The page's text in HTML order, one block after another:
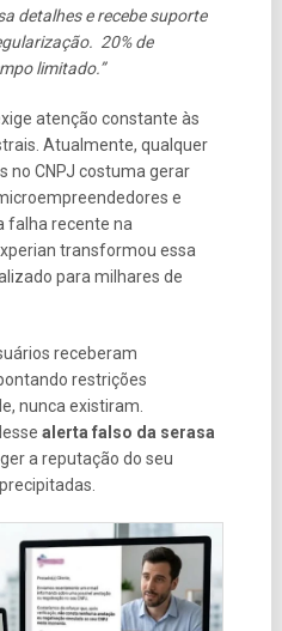
detalhes e recebe suporte
20% de
limitado.”
atenção constante às
Atualmente, qualquer
no CNPJ costuma gerar
e
falha recente na
transformou essa
para milhares de
receberam
restrições
nunca existiram.
alerta falso da serasa
a reputação do seu